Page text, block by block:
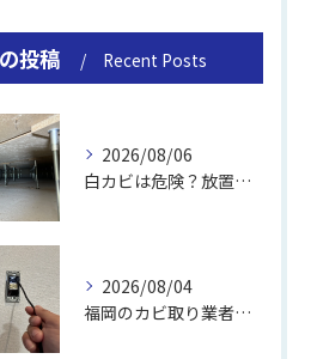
投稿 Recent Posts
2026/08/06
白カビは危険？放置のリスクと取り方
2026/08/04
福岡のカビ取り業者おすすめの選び方と費用